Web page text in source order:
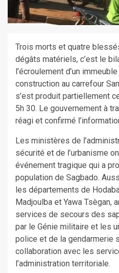
Trois morts et quatre
dégâts matériels, c’est le
l’écroulement d’un
construction au carrefour
s’est produit partiellement
5h 30. Le gouvernement à
réagi et confirmé
Les ministères de
sécurité et de l’urbanisme
événement tragique qui a
population de Sagbado.
les départements de
Madjoulba et Yawa Tsègan,
services de secours des
par le Génie militaire et les
police et de la gendarmerie
collaboration avec les
l’administration territoriale.